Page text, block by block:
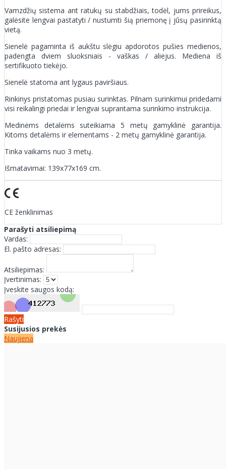
Vamzdžių sistema ant ratukų su stabdžiais, todėl, jums prireikus,
galėsite lengvai pastatyti / nustumti šią priemonę į jūsų pasirinktą
vietą.
Sienelė pagaminta iš aukštu slėgiu apdorotos pušies medienos,
padengta dviem sluoksniais - vaškas / aliejus. Mediena iš
sertifikuoto tiekėjo.
Sienelė statoma ant lygaus paviršiaus.
Rinkinys pristatomas pusiau surinktas. Pilnam surinkimui pridedami
visi reikalingi priedai ir lengvai suprantama surinkimo instrukcija.
Medinėms detalėms suteikiama 5 metų gamyklinė garantija.
Kitoms detalėms ir elementams - 2 metų gamyklinė garantija.
Tinka vaikams nuo 3 metų.
Išmatavimai: 139x77x169 cm.
CE ženklinimas
Parašyti atsiliepimą
Vardas:
El. pašto adresas:
Atsiliepimas:
Įvertinimas:
Įveskite saugos kodą:
Rašyti
Susijusios prekės
Naujiena